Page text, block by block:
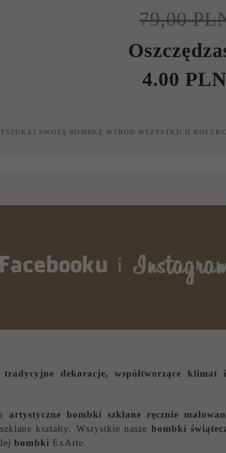
79,00
4.00
YSZUKAJ SWOJĄ BOMBKĘ WŚRÓD WSZYSTKICH
i
dekoracje, współtworzące klimat
artystyczne bombki szklane ręcznie
kształty. Wszystkie naszebombki
bombki ExArte.